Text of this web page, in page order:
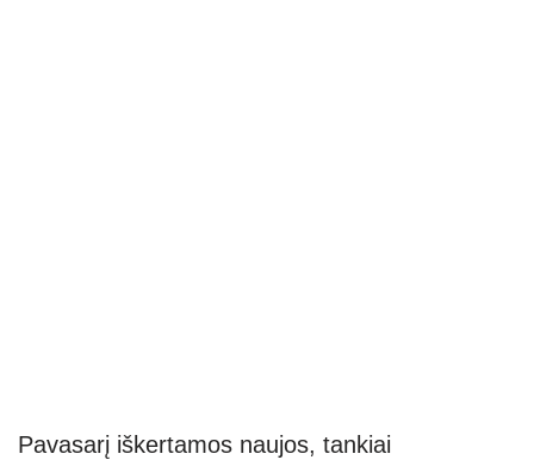
Pavasarį iškertamos naujos, tankiai